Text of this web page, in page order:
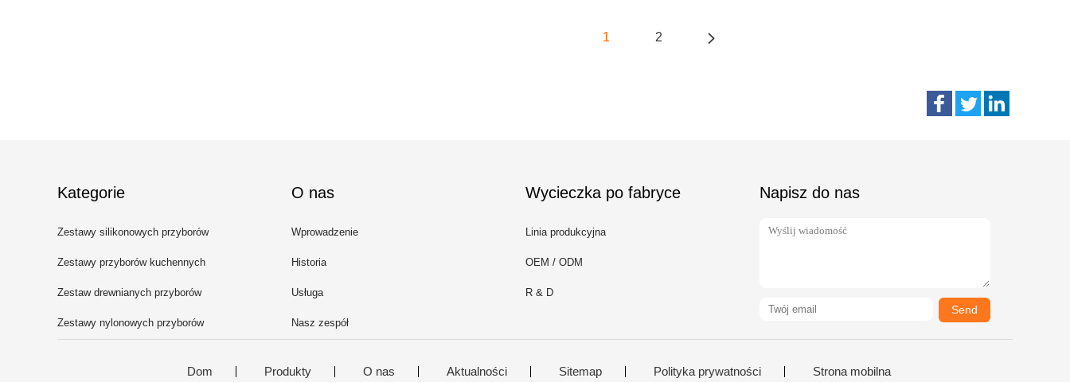
1 2
Kategorie
Zestawy silikonowych przyborów
kuchennych
Zestawy przyborów kuchennych
ze stali nierdzewnej
Zestaw drewnianych przyborów
kuchennych
Zestawy nylonowych przyborów
O nas
Wprowadzenie
Historia
Usługa
Nasz zespół
Wycieczka po fabryce
Linia produkcyjna
OEM / ODM
R & D
Napisz do nas
Send
Dom Produkty O nas Aktualności Sitemap Polityka prywatności Strona mobilna